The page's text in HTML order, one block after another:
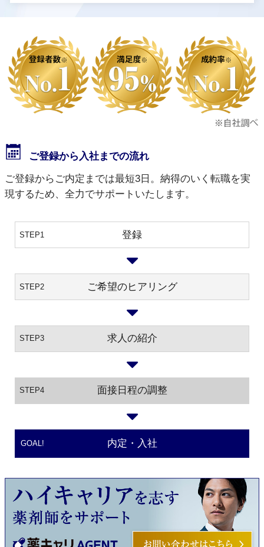
ご登録から入社までの流れ
ご登録からご内定までは最短3日。納得のいく転職を実
現するため、全力でサポートいたします。
STEP1 登録
STEP2 ご希望のヒアリング
STEP3 求人の紹介
STEP4 面接日程の調整
GOAL! 内定・入社